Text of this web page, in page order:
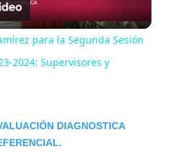
l
a
V
para la Segunda Sesión
2024: Supervisores y
DIAGNOSTICA